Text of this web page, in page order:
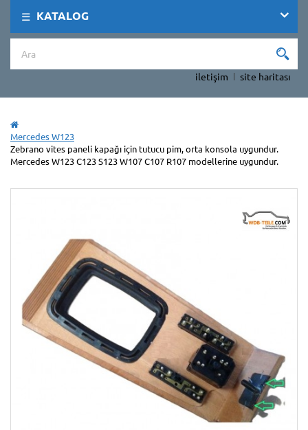
KATALOG
iletişim site haritası
Mercedes W123
Zebrano vites paneli kapağı için tutucu pim, orta konsola uygundur.
Mercedes W123 C123 S123 W107 C107 R107 modellerine uygundur.